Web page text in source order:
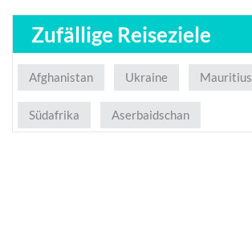
Zufällige Reiseziele
Afghanistan Ukraine Mauritius
Südafrika Aserbaidschan